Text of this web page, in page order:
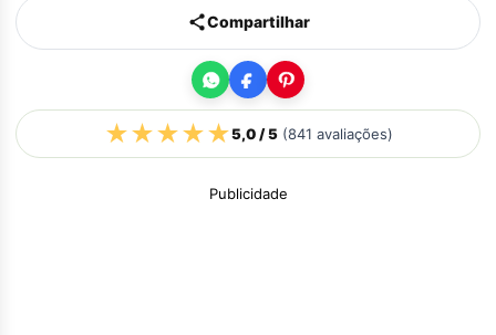
Compartilhar
★★★★★5,0/ 5(841 avaliações)
Publicidade